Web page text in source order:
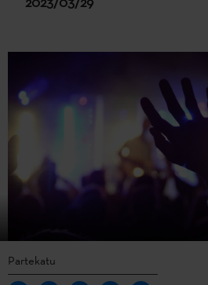
Partekatu